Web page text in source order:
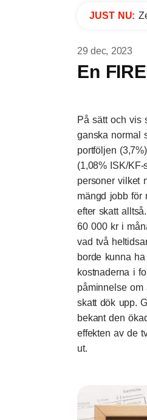
JUST NU:
29 dec, 2023
En
På sätt och vis
ganska normal
portföljen
(1,08% ISK/
personer vilket
mängd jobb för
efter skatt alltså.
60 000 kr i
vad två
borde kunna
kostnaderna i
påminnelse
skatt dök upp.
bekant den
effekten av de
ut.